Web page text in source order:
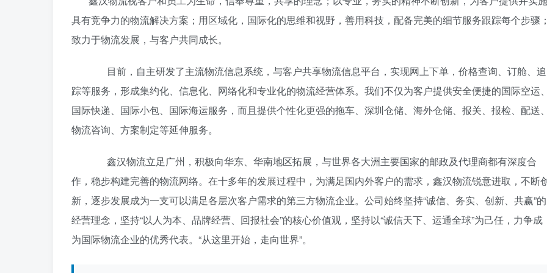
具有竞争力的物流解决方案；用区域化，国际化的思维和视野，善用科技，配备完美的细节服务跟踪每个步骤；
致力于物流发展，与客户共同成长。
目前，自主研发了主流物流信息系统，与客户共享物流信息平台，实现网上下单，价格查询、订舱、追
踪等服务，形成集约化、信息化、网络化和专业化的物流经营体系。我们不仅为客户提供安全便捷的国际空运、
国际快递、国际小包、国际海运服务，而且提供个性化更强的拖车、深圳仓储、海外仓储、报关、报检、配送、
物流咨询、方案制定等延伸服务。
鑫汉物流立足广州，积极向华东、华南地区拓展，与世界各大洲主要国家的邮政及代理商都有深度合
作，稳步构建完善的物流网络。在十多年的发展过程中，为满足国内外客户的需求，鑫汉物流锐意进取，不断
新，逐步发展成为一支可以满足各层次客户需求的第三方物流企业。公司始终坚持“诚信、务实、创新、共赢”的
经营理念，坚持“以人为本、品牌经营、回报社会”的核心价值观，坚持以“诚信天下、运通全球”为己任，力争成
为国际物流企业的优秀代表。“从这里开始，走向世界”。